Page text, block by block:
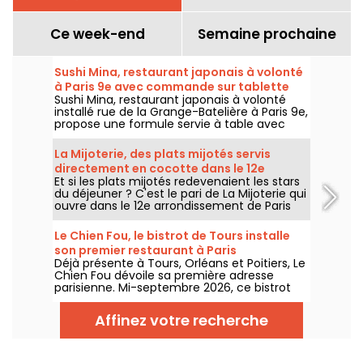
Ce week-end Semaine prochaine
Sushi Mina, restaurant japonais à volonté
à Paris 9e avec commande sur tablette
Sushi Mina, restaurant japonais à volonté
installé rue de la Grange-Batelière à Paris 9e,
propose une formule servie à table avec
commande sur tablette. Sushis, makis,
gyozas, brochettes et plats préparés à la
demande sont proposés midi et soir, du
mardi au dimanche.
La Mijoterie, des plats mijotés servis
directement en cocotte dans le 12e
arrondissement
Et si les plats mijotés redevenaient les stars
du déjeuner ? C'est le pari de La Mijoterie qui
ouvre dans le 12e arrondissement de Paris
avec une cuisine de longue cuisson
imaginée par le chef Augustin Garnier et
servie directement dans des cocottes.
Le Chien Fou, le bistrot de Tours installe
son premier restaurant à Paris
Déjà présente à Tours, Orléans et Poitiers, Le
Chien Fou dévoile sa première adresse
parisienne. Mi-septembre 2026, ce bistrot
connu pour sa cuisine maison, ses plats à
partager et sa cave à vins ouvrira ses portes
rue Feydeau, dans le 2e arrondissement de
Paris.
Affinez votre recherche